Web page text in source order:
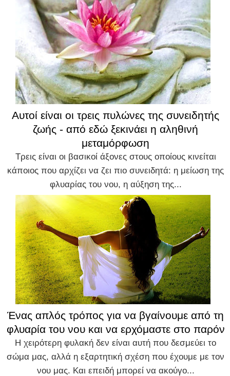
Αυτοί είναι οι τρεις πυλώνες της συνειδητής
ζωής - από εδώ ξεκινάει η αληθινή
μεταμόρφωση
Τρεις είναι οι βασικοί άξονες στους οποίους κινείται
κάποιος που αρχίζει να ζει πιο συνειδητά: η μείωση της
φλυαρίας του νου, η αύξηση της...
Ένας απλός τρόπος για να βγαίνουμε από τη
φλυαρία του νου και να ερχόμαστε στο παρόν
Η χειρότερη φυλακή δεν είναι αυτή που δεσμεύει το
σώμα μας, αλλά η εξαρτητική σχέση που έχουμε με τον
νου μας. Και επειδή μπορεί να ακούγο...